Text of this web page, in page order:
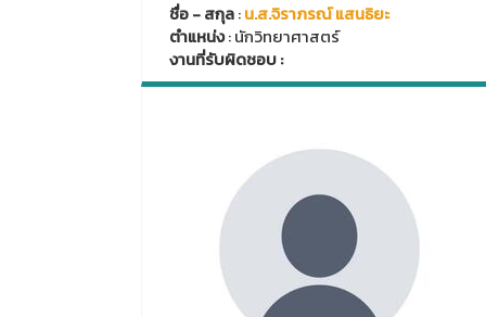
ชื่อ - สกุล:น.ส.จิราภรณ์ แสนธิยะ
ตำแหน่ง: นักวิทยาศาสตร์
งานที่รับผิดชอบ :